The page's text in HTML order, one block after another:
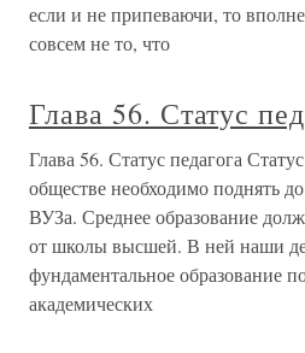
если и не припеваючи, то
совсем не то, что
Глава 56. Статус
Глава 56. Статус педагога
обществе необходимо поднять
ВУЗа. Среднее образование
от школы высшей. В ней наши
фундаментальное образование
академических